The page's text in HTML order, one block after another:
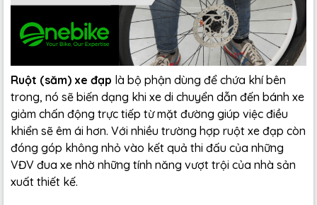
Ruột (săm) xe đạp là bộ phận dùng để chứa khí bên
trong, nó sẽ biến dạng khi xe di chuyển dẫn đến bánh xe
giảm chấn động trực tiếp từ mặt đường giúp việc điều
khiển sẽ êm ái hơn. Với nhiều trường hợp ruột xe đạp còn
đóng góp không nhỏ vào kết quả thi đấu của những
VĐV đua xe nhờ những tính năng vượt trội của nhà sản
xuất thiết kế.